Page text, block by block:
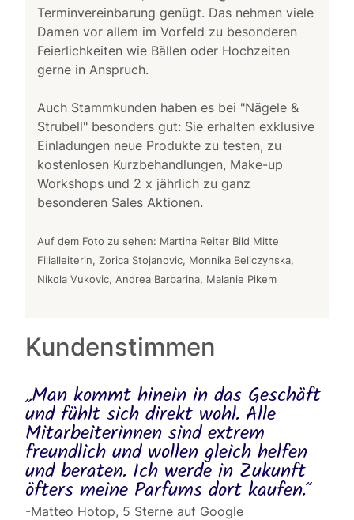
Terminvereinbarung genügt. Das nehmen viele
Damen vor allem im Vorfeld zu besonderen
Feierlichkeiten wie Bällen oder Hochzeiten
gerne in Anspruch.
Auch Stammkunden haben es bei "Nägele &
Strubell" besonders gut: Sie erhalten exklusive
Einladungen neue Produkte zu testen, zu
kostenlosen Kurzbehandlungen, Make-up
Workshops und 2 x jährlich zu ganz
besonderen Sales Aktionen.
Auf dem Foto zu sehen: Martina Reiter Bild Mitte
Filialleiterin, Zorica Stojanovic, Monnika Beliczynska,
Nikola Vukovic, Andrea Barbarina, Malanie Pikem
Kundenstimmen
„Man kommt hinein in das Geschäft
und fühlt sich direkt wohl. Alle
Mitarbeiterinnen sind extrem
freundlich und wollen gleich helfen
und beraten. Ich werde in Zukunft
öfters meine Parfums dort kaufen.“
-Matteo Hotop, 5 Sterne auf Google